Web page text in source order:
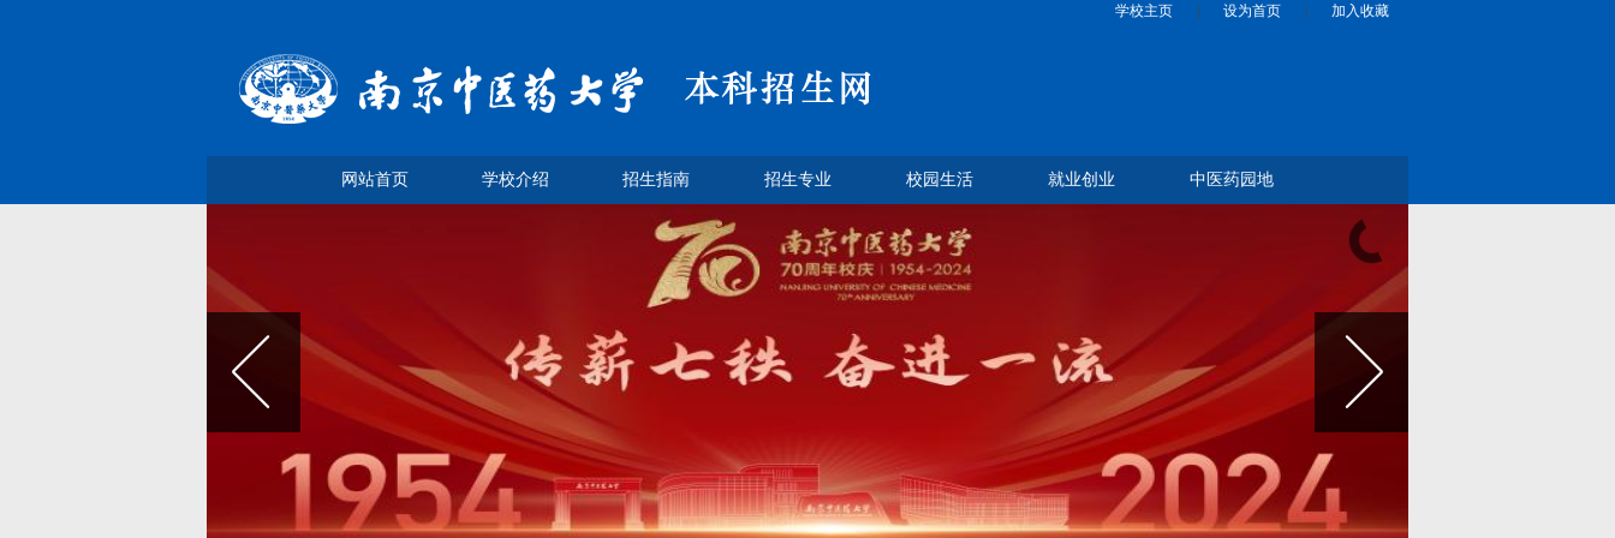
学校主页 设为首页 加入收藏
网站首页 学校介绍 招生指南 招生专业 校园生活 就业创业 中医药园地